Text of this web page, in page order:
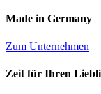
Made in Germany
Zum Unternehmen
Zeit für Ihren